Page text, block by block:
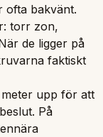
ofta bakvänt.
torr zon,
de ligger på
faktiskt
upp för att
På